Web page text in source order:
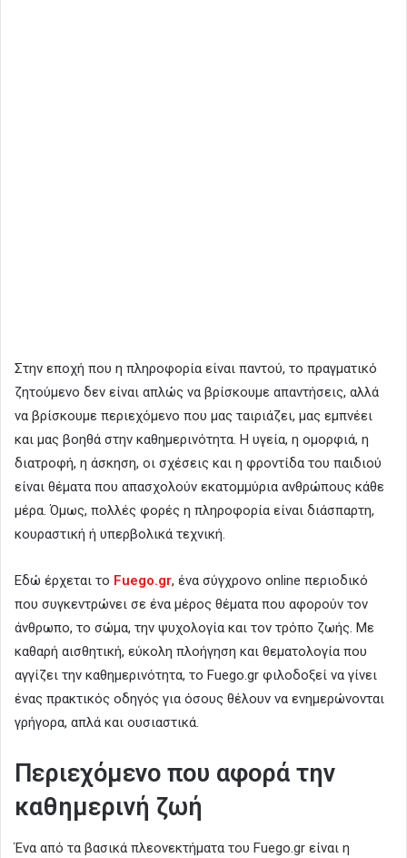
Στην εποχή που η πληροφορία είναι παντού, το πραγματικό
ζητούμενο δεν είναι απλώς να βρίσκουμε απαντήσεις, αλλά
να βρίσκουμε περιεχόμενο που μας ταιριάζει, μας εμπνέει
και μας βοηθά στην καθημερινότητα. Η υγεία, η ομορφιά, η
διατροφή, η άσκηση, οι σχέσεις και η φροντίδα του παιδιού
είναι θέματα που απασχολούν εκατομμύρια ανθρώπους κάθε
μέρα. Όμως, πολλές φορές η πληροφορία είναι διάσπαρτη,
κουραστική ή υπερβολικά τεχνική.
Εδώ έρχεται το Fuego.gr, ένα σύγχρονο online περιοδικό
που συγκεντρώνει σε ένα μέρος θέματα που αφορούν τον
άνθρωπο, το σώμα, την ψυχολογία και τον τρόπο ζωής. Με
καθαρή αισθητική, εύκολη πλοήγηση και θεματολογία που
αγγίζει την καθημερινότητα, το Fuego.gr φιλοδοξεί να γίνει
ένας πρακτικός οδηγός για όσους θέλουν να ενημερώνονται
γρήγορα, απλά και ουσιαστικά.
Περιεχόμενο που αφορά την
καθημερινή ζωή
Ένα από τα βασικά πλεονεκτήματα του Fuego.gr είναι η